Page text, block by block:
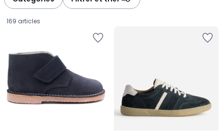
169 articles